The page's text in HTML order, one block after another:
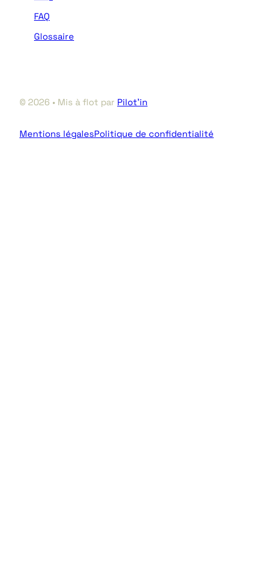
FAQ
Glossaire
© 2026 • Mis à flot par Pilot’in
Mentions légalesPolitique de confidentialité